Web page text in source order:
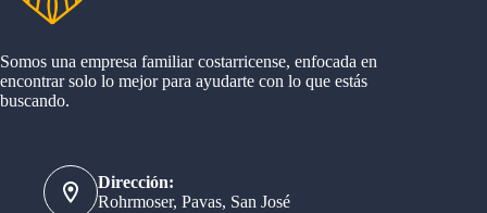
Somos una empresa familiar costarricense, enfocada en
encontrar solo lo mejor para ayudarte con lo que estás
buscando.
Dirección:
Rohrmoser, Pavas, San José